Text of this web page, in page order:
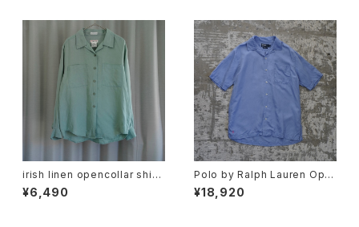
irish linen opencollar shirt
"mint"
¥6,490
Polo by Ralph Lauren Ope
n Collar Shirt "CALDWELL"
¥18,920